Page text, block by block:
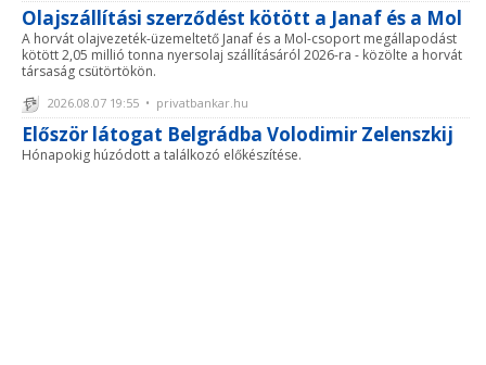
Olajszállítási szerződést kötött a Janaf és a Mol
A horvát olajvezeték-üzemeltető Janaf és a Mol-csoport megállapodást
kötött 2,05 millió tonna nyersolaj szállításáról 2026-ra - közölte a horvát
társaság csütörtökön.
2026.08.07 19:55 • privatbankar.hu
Először látogat Belgrádba Volodimir Zelenszkij
Hónapokig húzódott a találkozó előkészítése.